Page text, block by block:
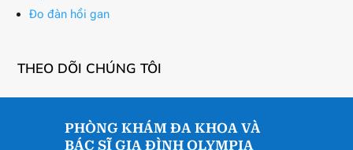
Đo đàn hồi gan
THEO DÕI CHÚNG TÔI
PHÒNG KHÁM ĐA KHOA VÀ
BÁC SĨ GIA ĐÌNH OLYMPIA